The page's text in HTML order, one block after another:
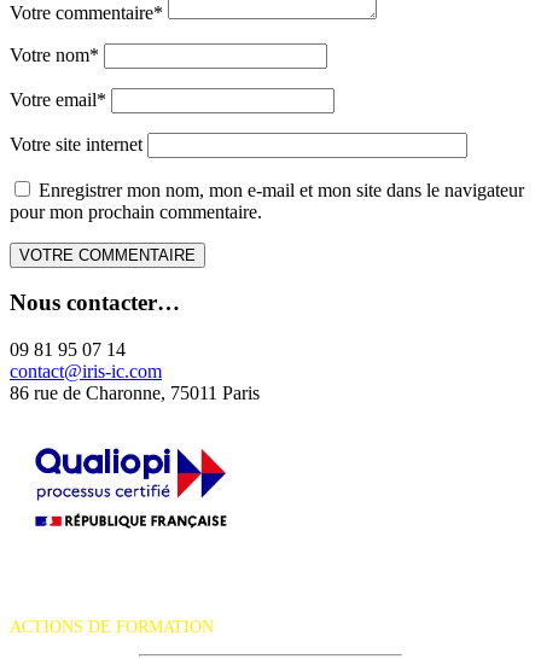
Votre commentaire*
Votre nom*
Votre email*
Votre site internet
Enregistrer mon nom, mon e-mail et mon site dans le navigateur
pour mon prochain commentaire.
Nous contacter…
09 81 95 07 14
contact@iris-ic.com
86 rue de Charonne, 75011 Paris
ACTIONS DE FORMATION